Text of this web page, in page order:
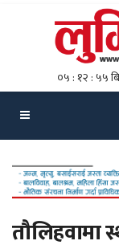
तौलिहवामा